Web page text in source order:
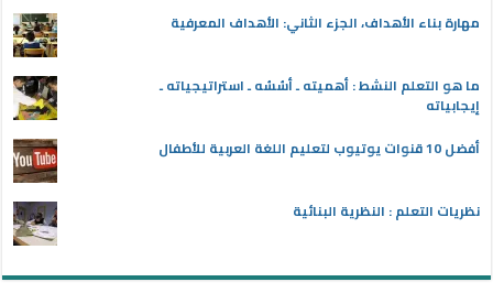
مهارة بناء الأهداف، الجزء الثاني: الأهداف المعرفية
ما هو التعلم النشط : أهميته ـ أسُسُه ـ استراتيجياته ـ
إيجابياته
أفضل 10 قنوات يوتيوب لتعليم اللغة العربية للأطفال
نظريات التعلم : النظرية البنائية